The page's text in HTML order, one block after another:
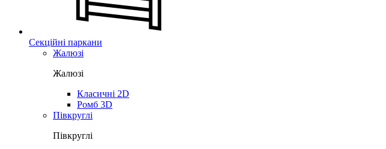
Секційні паркани
Жалюзі
Жалюзі
Класичні 2D
Ромб 3D
Півкруглі
Півкруглі